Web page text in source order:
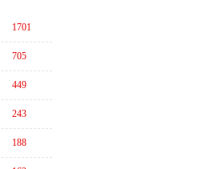
1701
705
449
243
188